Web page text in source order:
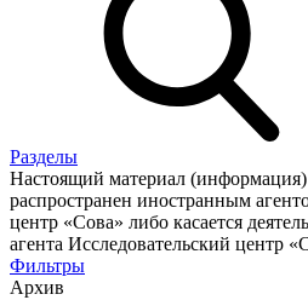
Разделы
Настоящий материал
распространен иностранным
центр «Сова» либо касается
агента Исследовательский центр
Фильтры
Архив